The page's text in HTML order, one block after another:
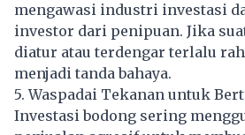
mengawasi industri investasi
investor dari penipuan. Jika
diatur atau terdengar terlalu
menjadi tanda bahaya.
5. Waspadai Tekanan untuk
Investasi bodong sering